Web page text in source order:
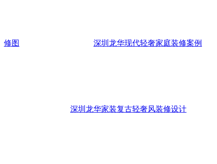
修图 深圳龙华现代轻奢家庭装修案例
深圳龙华家装复古轻奢风装修设计